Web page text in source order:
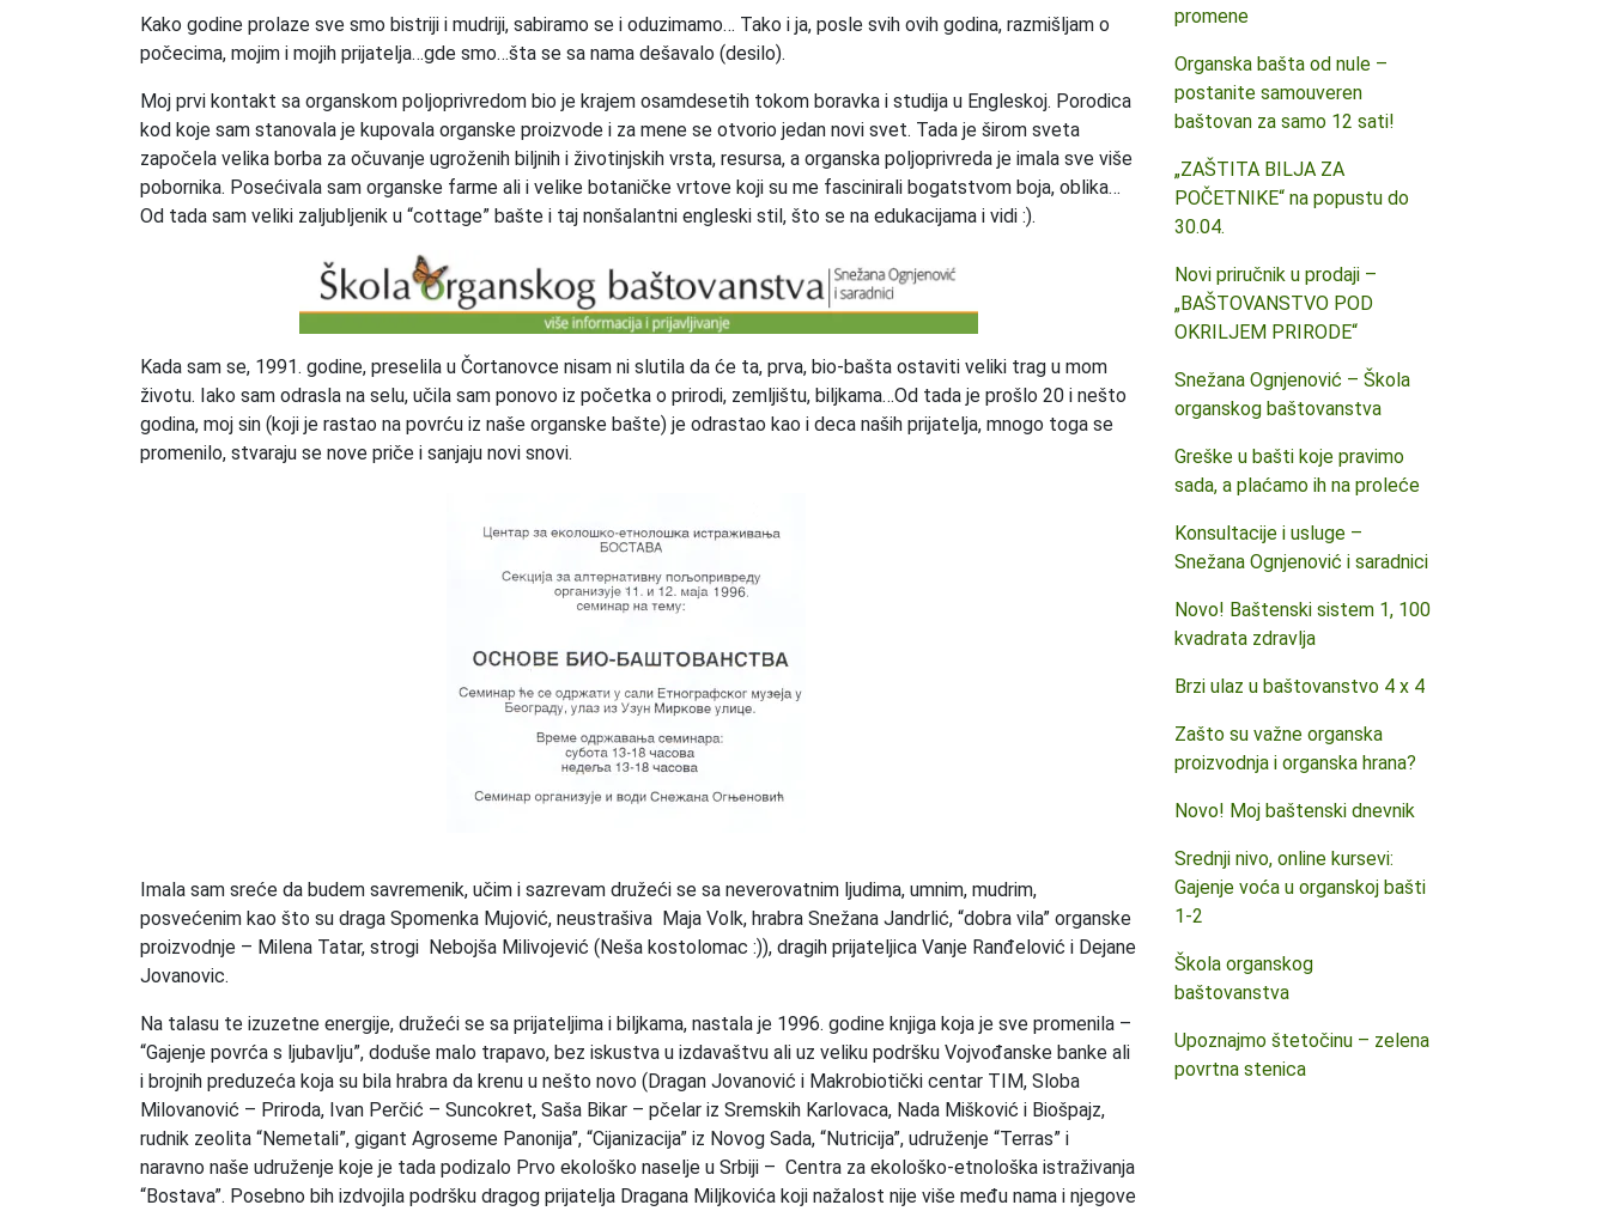
Kako godine prolaze sve smo bistriji i mudriji, sabiramo se i oduzimamo… Tako i ja, posle svih ovih godina, razmišljam o
počecima, mojim i mojih prijatelja…gde smo…šta se sa nama dešavalo (desilo).
Moj prvi kontakt sa organskom poljoprivredom bio je krajem osamdesetih tokom boravka i studija u Engleskoj. Porodica
kod koje sam stanovala je kupovala organske proizvode i za mene se otvorio jedan novi svet. Tada je širom sveta
započela velika borba za očuvanje ugroženih biljnih i životinjskih vrsta, resursa, a organska poljoprivreda je imala sve više
pobornika. Posećivala sam organske farme ali i velike botaničke vrtove koji su me fascinirali bogatstvom boja, oblika…
Od tada sam veliki zaljubljenik u “cottage” bašte i taj nonšalantni engleski stil, što se na edukacijama i vidi :).
Kada sam se, 1991. godine, preselila u Čortanovce nisam ni slutila da će ta, prva, bio-bašta ostaviti veliki trag u mom
životu. Iako sam odrasla na selu, učila sam ponovo iz početka o prirodi, zemljištu, biljkama…Od tada je prošlo 20 i nešto
godina, moj sin (koji je rastao na povrću iz naše organske bašte) je odrastao kao i deca naših prijatelja, mnogo toga se
promenilo, stvaraju se nove priče i sanjaju novi snovi.
Imala sam sreće da budem savremenik, učim i sazrevam družeći se sa neverovatnim ljudima, umnim, mudrim,
posvećenim kao što su draga Spomenka Mujović, neustrašiva Maja Volk, hrabra Snežana Jandrlić, “dobra vila” organske
proizvodnje – Milena Tatar, strogi Nebojša Milivojević (Neša kostolomac :)), dragih prijateljica Vanje Ranđelović i Dejane
Jovanovic.
Na talasu te izuzetne energije, družeći se sa prijateljima i biljkama, nastala je 1996. godine knjiga koja je sve promenila –
“Gajenje povrća s ljubavlju”, doduše malo trapavo, bez iskustva u izdavaštvu ali uz veliku podršku Vojvođanske banke ali
i brojnih preduzeća koja su bila hrabra da krenu u nešto novo (Dragan Jovanović i Makrobiotički centar TIM, Sloba
Milovanović – Priroda, Ivan Perčić – Suncokret, Saša Bikar – pčelar iz Sremskih Karlovaca, Nada Mišković i Biošpajz,
rudnik zeolita “Nemetali”, gigant Agroseme Panonija”, “Cijanizacija” iz Novog Sada, “Nutricija”, udruženje “Terras” i
naravno naše udruženje koje je tada podizalo Prvo ekološko naselje u Srbiji – Centra za ekološko-etnološka istraživanja
“Bostava”. Posebno bih izdvojila podršku dragog prijatelja Dragana Miljkovića koji nažalost nije više među nama i njegove
promene
Organska bašta od nule –
postanite samouveren
baštovan za samo 12 sati!
„ZAŠTITA BILJA ZA
POČETNIKE“ na popustu do
30.04.
Novi priručnik u prodaji –
„BAŠTOVANSTVO POD
OKRILJEM PRIRODE“
Snežana Ognjenović – Škola
organskog baštovanstva
Greške u bašti koje pravimo
sada, a plaćamo ih na proleće
Konsultacije i usluge –
Snežana Ognjenović i saradnici
Novo! Baštenski sistem 1, 100
kvadrata zdravlja
Brzi ulaz u baštovanstvo 4 x 4
Zašto su važne organska
proizvodnja i organska hrana?
Novo! Moj baštenski dnevnik
Srednji nivo, online kursevi:
Gajenje voća u organskoj bašti
1-2
Škola organskog
baštovanstva
Upoznajmo štetočinu – zelena
povrtna stenica